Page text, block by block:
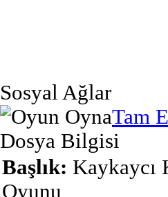
Sosyal Ağlar
Tam
Dosya Bilgisi
Başlık: Kaykaycı
Oyunu